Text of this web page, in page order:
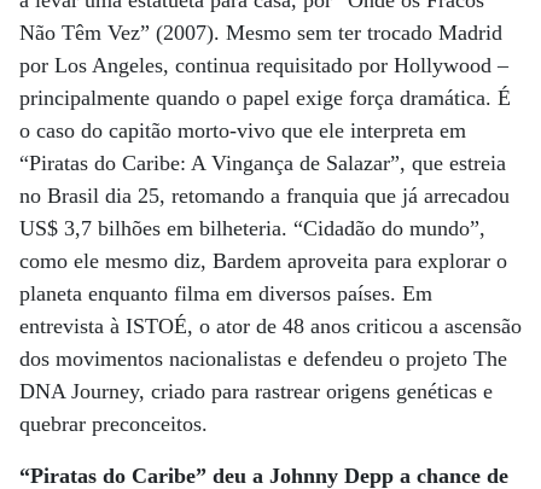
Não Têm Vez” (2007). Mesmo sem ter trocado Madrid
por Los Angeles, continua requisitado por Hollywood –
principalmente quando o papel exige força dramática. É
o caso do capitão morto-vivo que ele interpreta em
“Piratas do Caribe: A Vingança de Salazar”, que estreia
no Brasil dia 25, retomando a franquia que já arrecadou
US$ 3,7 bilhões em bilheteria. “Cidadão do mundo”,
como ele mesmo diz, Bardem aproveita para explorar o
planeta enquanto filma em diversos países. Em
entrevista à ISTOÉ, o ator de 48 anos criticou a ascensão
dos movimentos nacionalistas e defendeu o projeto The
DNA Journey, criado para rastrear origens genéticas e
quebrar preconceitos.
“Piratas do Caribe” deu a Johnny Depp a chance de